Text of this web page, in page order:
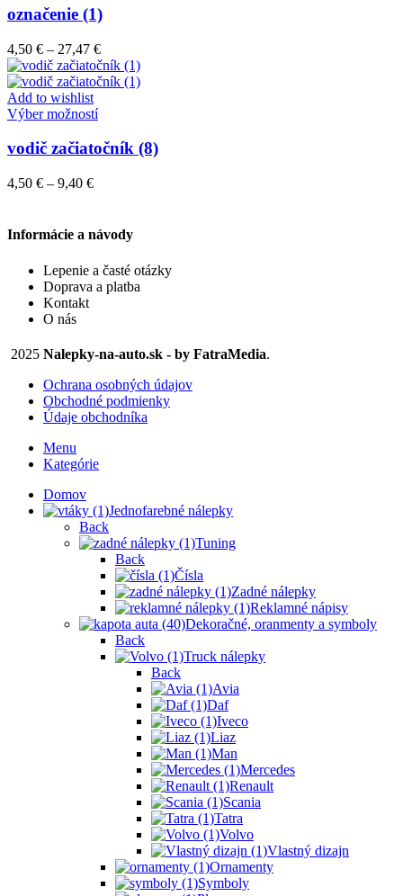
stránke
produktu.
má
viacero
variantov.
Možnosti
si
môžete
vybrať
na
stránke
produktu.
označenie (1)
4,50 € – 27,47 €Price
range:
4,50 €
Add to wishlist
Výber možnostíTento
má
môžete
vybrať
stránke
produktu.
vodič začiatočník (8)
4,50 € – 9,40 €Price
through
9,40 €
Informácie a návody
Lepenie a časté otázky
Doprava a platba
Kontakt
O nás
2025 Nalepky-na-auto.sk - by FatraMedia.
Ochrana osobných údajov
Obchodné podmienky
Údaje obchodníka
Menu
Kategórie
Domov
Jednofarebné nálepky
Back
Tuning
Back
Čísla
Zadné nálepky
Reklamné nápisy
Dekoračné, oranmenty a symboly
Back
Truck nálepky
Back
Avia
Daf
Iveco
Liaz
Man
Mercedes
Renault
Scania
Tatra
Volvo
Vlastný dizajn
Ornamenty
Symboly